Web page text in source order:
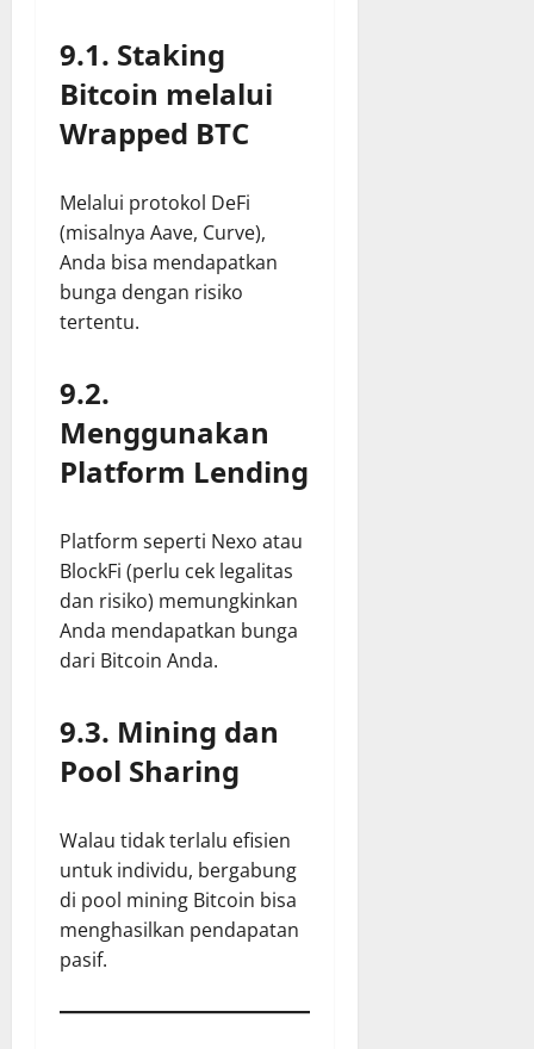
9.1. Staking
Bitcoin melalui
Wrapped BTC
Melalui protokol DeFi
(misalnya Aave, Curve),
Anda bisa mendapatkan
bunga dengan risiko
tertentu.
9.2.
Menggunakan
Platform Lending
Platform seperti Nexo atau
BlockFi (perlu cek legalitas
dan risiko) memungkinkan
Anda mendapatkan bunga
dari Bitcoin Anda.
9.3. Mining dan
Pool Sharing
Walau tidak terlalu efisien
untuk individu, bergabung
di pool mining Bitcoin bisa
menghasilkan pendapatan
pasif.